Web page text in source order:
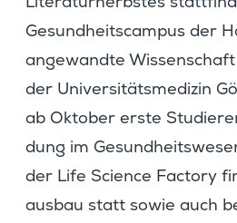
Gesund­heits­campus der
angewandte Wissen­schaft
der Univer­si­täts­me­dizin
ab Oktober erste
dung im
der Life Science Factory
ausbau statt sowie auch